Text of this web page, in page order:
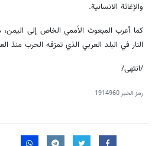
والإغاثة الانسانية.
كما أعرب المبعوث الأممي الخاص إلى
النار في البلد العربي الذي تمزقه الحرب منذ العام
/انتهى/
رمز الخبر1914960